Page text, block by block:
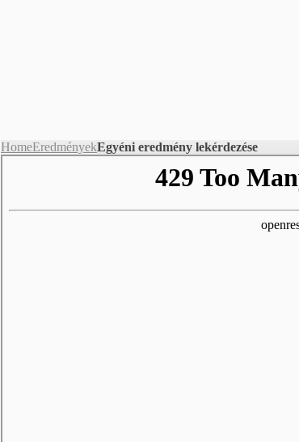
HomeEredményekEgyéni eredmény lekérdezése